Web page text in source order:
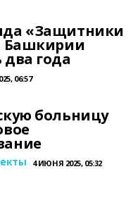
«Защитники
Башкирии
года
06:57
больницу
4 ИЮНЯ 2025, 05:32